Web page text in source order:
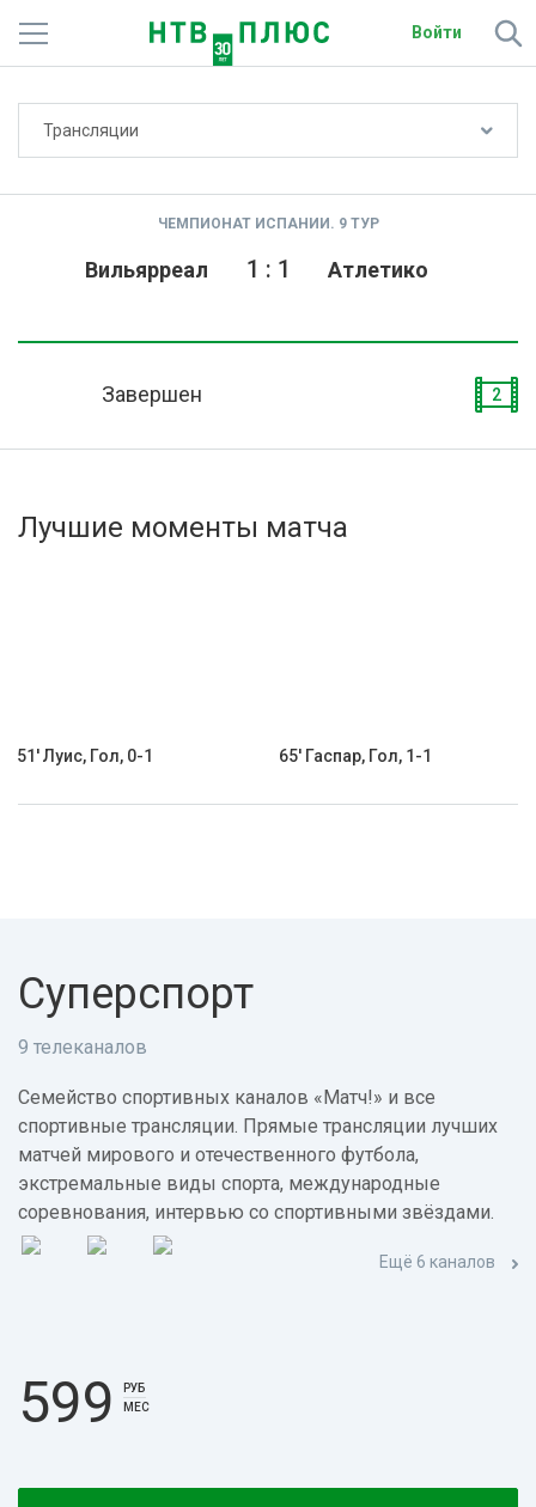
Войти
Активировать промокод
Трансляции
ЧЕМПИОНАТ ИСПАНИИ. 9 ТУР
Вильярреал Атлетико
1 : 1
Завершен 2
Лучшие моменты матча
51' Луис, Гол, 0-1 65' Гаспар, Гол, 1-1
Суперспорт
9 телеканалов
Семейство спортивных каналов «Матч!» и все
спортивные трансляции. Прямые трансляции лучших
матчей мирового и отечественного футбола,
экстремальные виды спорта, международные
соревнования, интервью со спортивными звёздами.
Ещё 6 каналов
599
РУБ
МЕС